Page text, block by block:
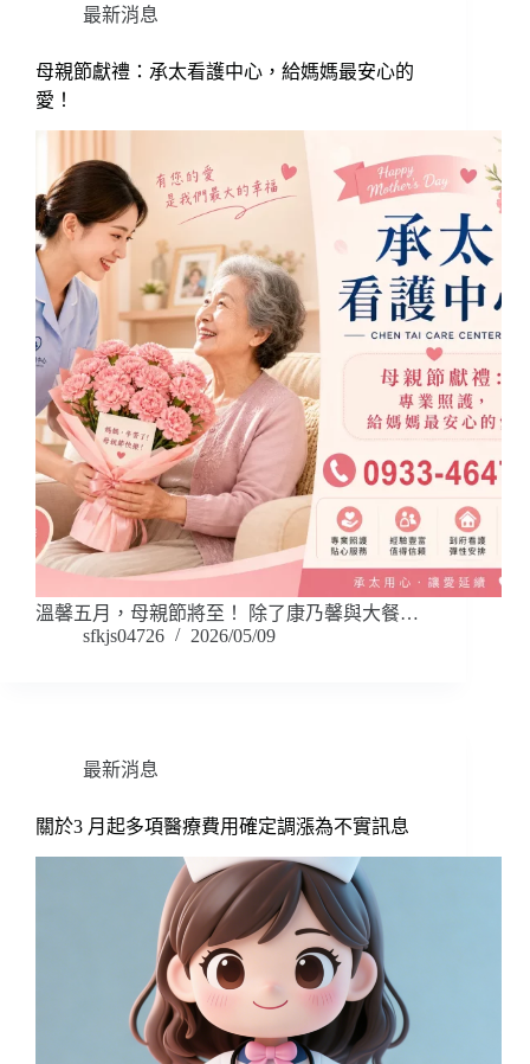
最新消息
母親節獻禮：承太看護中心，給媽媽最安心的
愛！
溫馨五月，母親節將至！ 除了康乃馨與大餐…
sfkjs04726
2026/05/09
最新消息
關於3 月起多項醫療費用確定調漲為不實訊息